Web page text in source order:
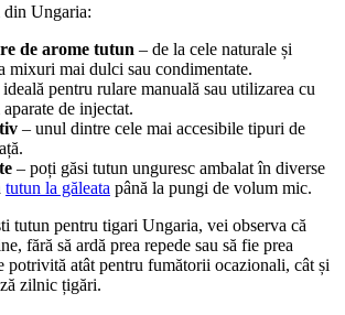
Ungaria:
de arome tutun – de la cele naturale și
mixuri mai dulci sau condimentate.
pentru rulare manuală sau utilizarea cu
de injectat.
– unul dintre cele mai accesibile tipuri de
– poți găsi tutun unguresc ambalat în diverse
tutun la găleata până la pungi de volum mic.
tutun pentru tigari Ungaria, vei observa că
fără să ardă prea repede sau să fie prea
potrivită atât pentru fumătorii ocazionali, cât și
zilnic țigări.